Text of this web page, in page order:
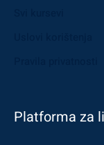
Platforma za